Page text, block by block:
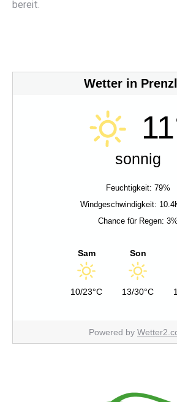
bereit.
Wetter in
sonnig
Feuchtigkeit: 79%
Windgeschwindigkeit:
Chance für Regen: 3%
Sam
10/23°C
Son
13/30°C
Powered by